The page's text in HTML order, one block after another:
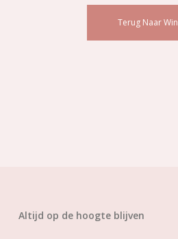
Terug Naar
Altijd op de hoogte blijven